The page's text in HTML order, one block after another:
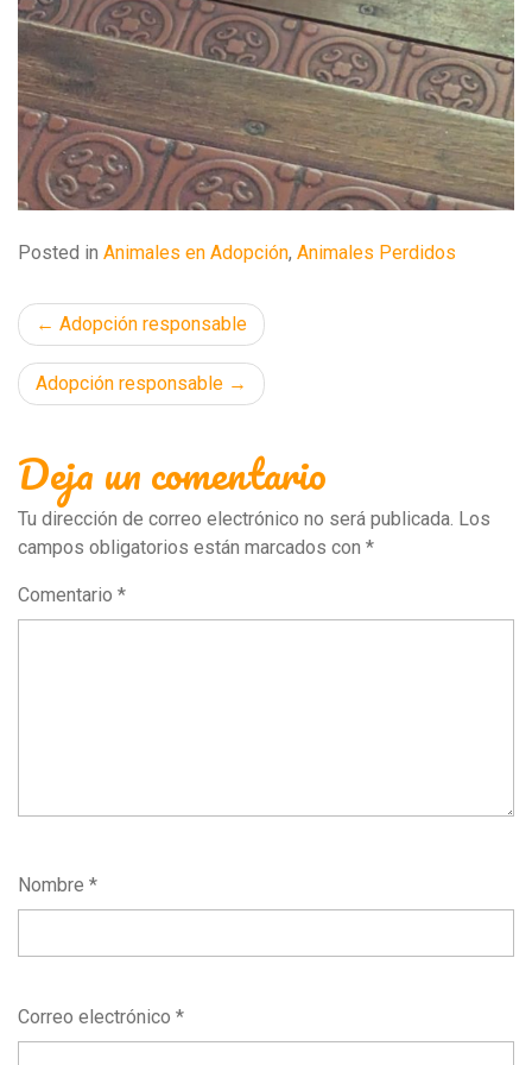
Posted in Animales en Adopción, Animales Perdidos
Navegación
de
entradas
Adopción responsable
Adopción responsable
Deja un comentario
Tu dirección de correo electrónico no será publicada. Los
campos obligatorios están marcados con *
Comentario *
Nombre *
Correo electrónico *